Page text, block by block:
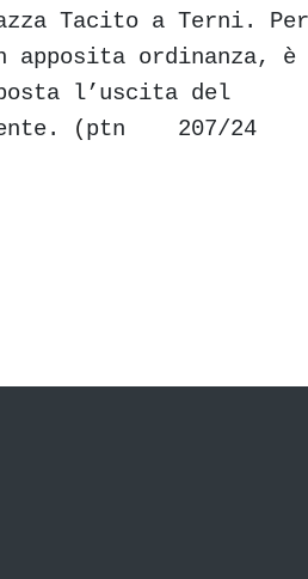
Tacito a Terni. Per
apposita ordinanza, è
l’uscita del
(ptn 207/24